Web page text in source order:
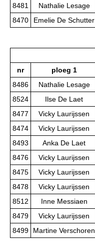
8481 Nathalie Lesage
8470
Emelie De Schutter
nr
ploeg 1
8486
Nathalie Lesage
8524
Ilse De Laet
8477
Vicky Laurijssen
8474
Vicky Laurijssen
8493
Anka De Laet
8476
Vicky Laurijssen
8475
Vicky Laurijssen
8478
Vicky Laurijssen
8512
Inne Messiaen
8479
Vicky Laurijssen
8499
Martine Verschoren